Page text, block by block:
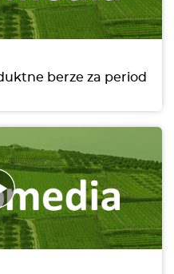
berze za period